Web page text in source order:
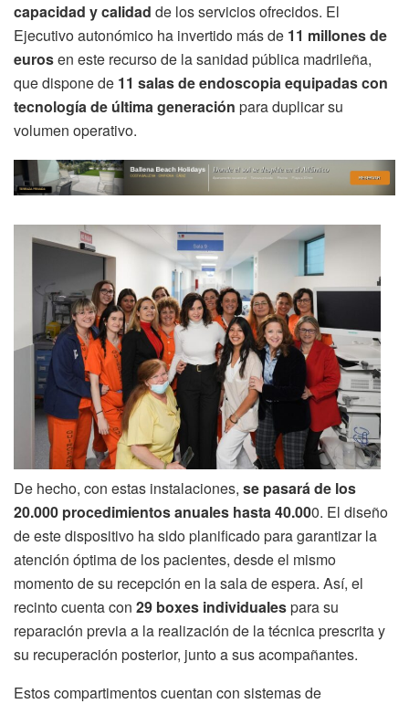
capacidad y calidad de los servicios ofrecidos. El
Ejecutivo autonómico ha invertido más de 11 millones de
eurosen este recurso de la sanidad pública madrileña,
que dispone de 11 salas de endoscopia equipadas con
tecnología de última generación para duplicar su
volumen operativo.
De hecho, con estas instalaciones, se pasará de los
20.000 procedimientos anuales hasta 40.000. El diseño
de este dispositivo ha sido planificado para garantizar la
atención óptima de los pacientes, desde el mismo
momento de su recepción en la sala de espera. Así, el
recinto cuenta con 29 boxes individualespara su
reparación previa a la realización de la técnica prescrita y
su recuperación posterior, junto a sus acompañantes.
Estos compartimentos cuentan con sistemas de